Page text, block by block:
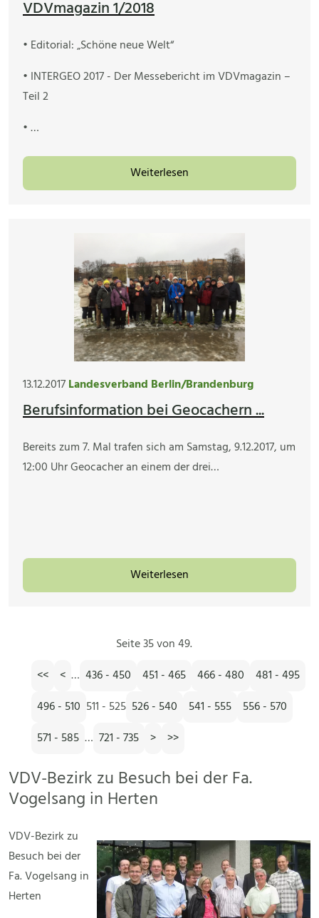
VDVmagazin 1/2018
• Editorial: „Schöne neue Welt“
• INTERGEO 2017 - Der Messebericht im VDVmagazin –
Teil 2
• …
Weiterlesen
13.12.2017Landesverband Berlin/Brandenburg
Berufsinformation bei Geocachern ...
Bereits zum 7. Mal trafen sich am Samstag, 9.12.2017, um
12:00 Uhr Geocacher an einem der drei…
Weiterlesen
Seite 35 von 49.
<<
< … 436 - 450 451 - 465 466 - 480
481 - 495
496 - 510 511 - 525 526 - 540 541 - 555
556 - 570
571 - 585 … 721 - 735 > >>
VDV-Bezirk zu Besuch bei der Fa.
Vogelsang in Herten
VDV-Bezirk zu
Besuch bei der
Fa. Vogelsang in
Herten